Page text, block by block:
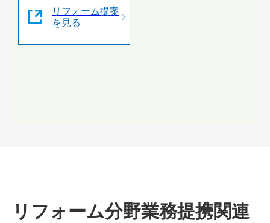
リフォーム提案
を見る
リフォーム分野業務提携関連